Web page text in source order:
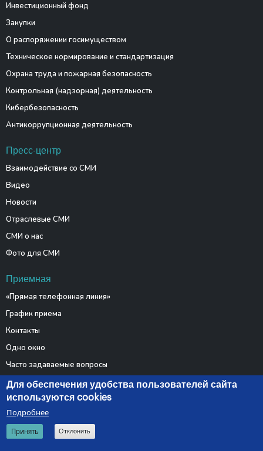
Инвестиционный фонд
Закупки
О распоряжении госимуществом
Техническое нормирование и стандартизация
Охрана труда и пожарная безопасность
Контрольная (надзорная) деятельность
Кибербезопасность
Антикоррупционная деятельность
Пресс-центр
Взаимодействие со СМИ
Видео
Новости
Отраслевые СМИ
СМИ о нас
Фото для СМИ
Приемная
«Прямая телефонная линия»
График приема
Контакты
Одно окно
Часто задаваемые вопросы
Электронные обращения
© 2026 Министерство связи и информатизации Республики
Для обеспечения удобства пользователей сайта
используются cookies
Подробнее
Принять Отклонить